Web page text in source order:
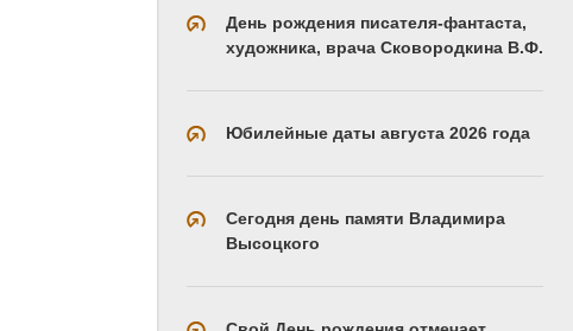
День рождения писателя-фантаста,
художника, врача Сковородкина В.Ф.
Юбилейные даты августа 2026 года
Сегодня день памяти Владимира
Высоцкого